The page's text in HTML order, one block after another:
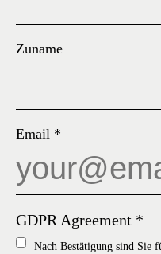
Zuname
Email *
GDPR Agreement *
Nach Bestätigung sind Sie